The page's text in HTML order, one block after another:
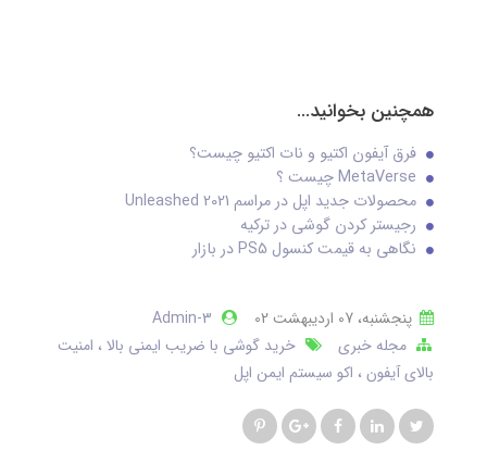
همچنین بخوانید...
فرق آیفون اکتیو و نات اکتیو چیست؟
MetaVerse چیست ؟
محصولات جدید اپل در مراسم Unleashed 2021
رجیستر کردن گوشی در ترکیه
نگاهی به قیمت کنسول PS5 در بازار
پنجشنبه، 07 ارديبهشت 02
Admin-3
مجله خبری
خرید گوشی با ضریب ایمنی بالا امنیت
بالای آیفون اکو سیستم ایمن اپل